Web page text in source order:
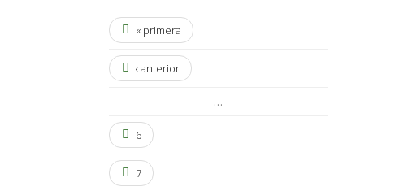
« primera
‹ anterior
…
6
7